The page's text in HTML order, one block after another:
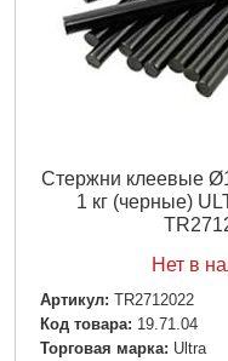
Стержни клеевые
1 кг (черные)
Нет в
Артикул: TR2712022
Код товара: 19.71.04
Торговая марка: Ultra